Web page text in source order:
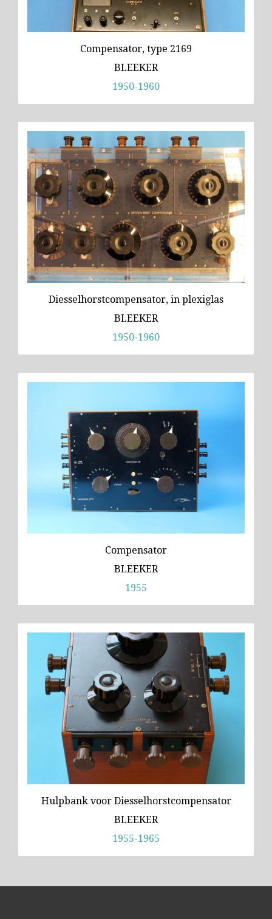
Wild
Compensator, type 2169
BLEEKER
1950-1960
Diesselhorstcompensator, in plexiglas
BLEEKER
1950-1960
Compensator
BLEEKER
1955
Hulpbank voor Diesselhorstcompensator
BLEEKER
1955-1965